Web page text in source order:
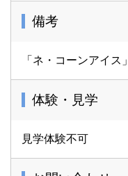
備考
「ネ・コーンアイス」
体験・見学
見学体験不可